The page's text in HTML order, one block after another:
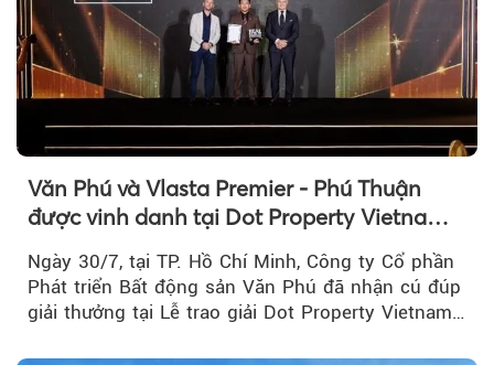
Văn Phú và Vlasta Premier - Phú Thuận
được vinh danh tại Dot Property Vietnam
Real Estate Awards 2026
Ngày 30/7, tại TP. Hồ Chí Minh, Công ty Cổ phần
Phát triển Bất động sản Văn Phú đã nhận cú đúp
giải thưởng tại Lễ trao giải Dot Property Vietnam